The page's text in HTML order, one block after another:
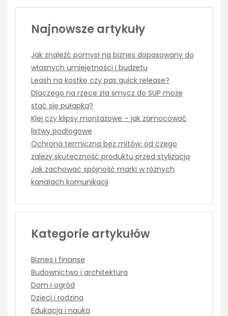
Najnowsze artykuły
Jak znaleźć pomysł na biznes dopasowany do
własnych umiejętności i budżetu
Leash na kostkę czy pas quick release?
Dlaczego na rzece zła smycz do SUP może
stać się pułapką?
Klej czy klipsy montażowe – jak zamocować
listwy podłogowe
Ochrona termiczna bez mitów: od czego
zależy skuteczność produktu przed stylizacją
Jak zachować spójność marki w różnych
kanałach komunikacji
Kategorie artykułów
Biznes i finanse
Budownictwo i architektura
Dom i ogród
Dzieci i rodzina
Edukacja i nauka